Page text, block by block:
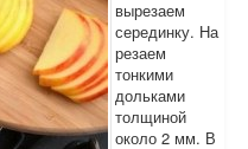
вырезаем
серединку. На
резаем
тонкими
дольками
толщиной
около 2 мм. В